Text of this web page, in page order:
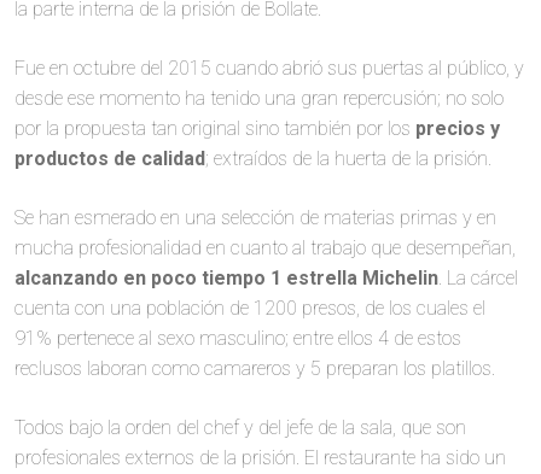
la parte interna de la prisión de Bollate.
Fue en octubre del 2015 cuando abrió sus puertas al público, y
desde ese momento ha tenido una gran repercusión; no solo
por la propuesta tan original sino también por los precios y
productos de calidad; extraídos de la huerta de la prisión.
Se han esmerado en una selección de materias primas y en
mucha profesionalidad en cuanto al trabajo que desempeñan,
alcanzando en poco tiempo 1 estrella Michelin . La cárcel
cuenta con una población de 1200 presos, de los cuales el
91% pertenece al sexo masculino; entre ellos 4 de estos
reclusos laboran como camareros y 5 preparan los platillos.
Todos bajo la orden del chef y del jefe de la sala, que son
profesionales externos de la prisión. El restaurante ha sido un